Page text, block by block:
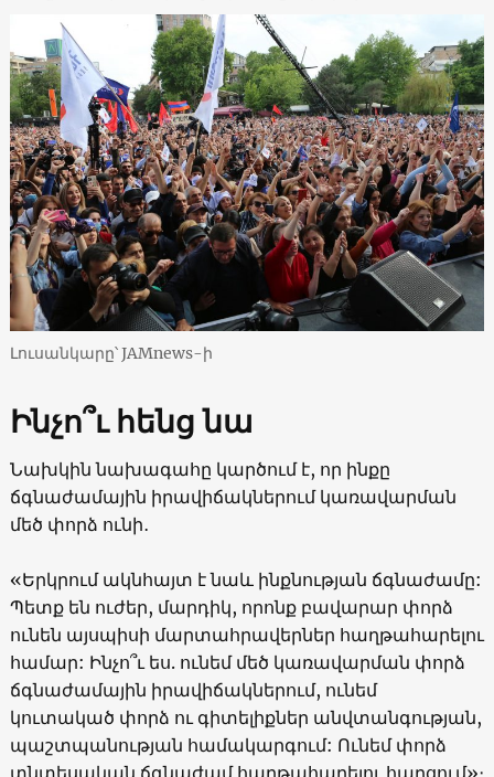
Լուսանկարը՝ JAMnews-ի
Ինչո՞ւ հենց նա
Նախկին նախագահը կարծում է, որ ինքը
ճգնաժամային իրավիճակներում կառավարման
մեծ փորձ ունի․
«Երկրում ակնհայտ է նաև ինքնության ճգնաժամը:
Պետք են ուժեր, մարդիկ, որոնք բավարար փորձ
ունեն այսպիսի մարտահրավերներ հաղթահարելու
համար: Ինչո՞ւ ես. ունեմ մեծ կառավարման փորձ
ճգնաժամային իրավիճակներում, ունեմ
կուտակած փորձ ու գիտելիքներ անվտանգության,
պաշտպանության համակարգում: Ունեմ փորձ